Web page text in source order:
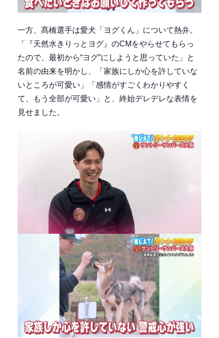
一方、髙橋選手は愛犬「ヨグくん」について熱弁。
「『天然水きりっとヨグ』のCMをやらせてもらっ
たので、最初から“ヨグ”にしようと思っていた」と
名前の由来を明かし、「家族にしか心を許していな
いところが可愛い」「感情がすごくわかりやすく
て、もう全部が可愛い」と、終始デレデレな表情を
見せました。